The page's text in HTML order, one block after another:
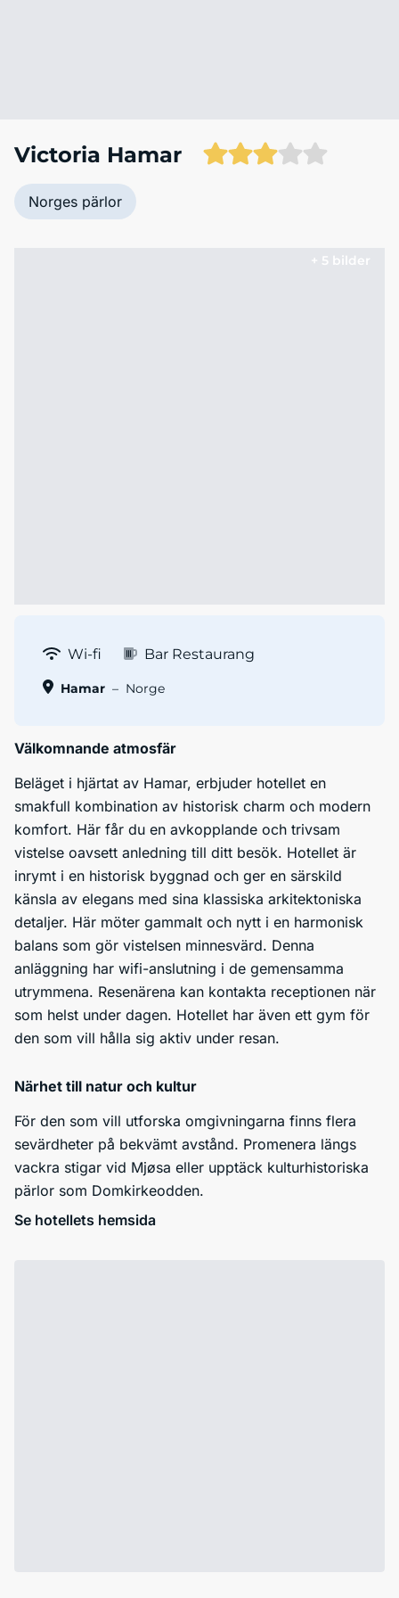
Victoria Hamar
Norges pärlor
+ 5 bilder
Wi-fi Bar Restaurang
Hamar – Norge
Välkomnande atmosfär
Beläget i hjärtat av Hamar, erbjuder hotellet en
smakfull kombination av historisk charm och modern
komfort. Här får du en avkopplande och trivsam
vistelse oavsett anledning till ditt besök. Hotellet är
inrymt i en historisk byggnad och ger en särskild
känsla av elegans med sina klassiska arkitektoniska
detaljer. Här möter gammalt och nytt i en harmonisk
balans som gör vistelsen minnesvärd. Denna
anläggning har wifi-anslutning i de gemensamma
utrymmena. Resenärena kan kontakta receptionen när
som helst under dagen. Hotellet har även ett gym för
den som vill hålla sig aktiv under resan.
Närhet till natur och kultur
För den som vill utforska omgivningarna finns flera
sevärdheter på bekvämt avstånd. Promenera längs
vackra stigar vid Mjøsa eller upptäck kulturhistoriska
pärlor som Domkirkeodden.
Se hotellets hemsida